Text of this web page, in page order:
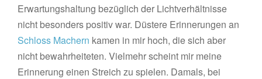
Erwartungshaltung bezüglich der Lichtverhältnisse
nicht besonders positiv war. Düstere Erinnerungen an
Schloss Machern kamen in mir hoch, die sich aber
nicht bewahrheiteten. Vielmehr scheint mir meine
Erinnerung einen Streich zu spielen. Damals, bei